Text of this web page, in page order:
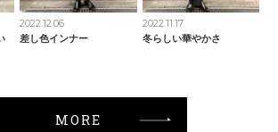
2022.12.06
差し色インナー
2022.11.17
冬らしい華やかさ
MORE